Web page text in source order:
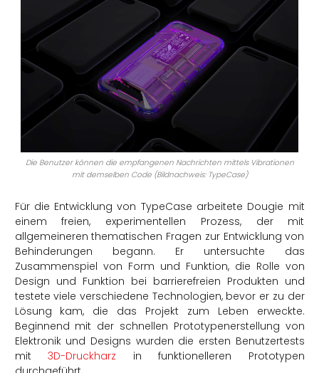
Die Benutzer können die empfangenen Nachrichten mittels Vibrationen
mit demselben Code (Bildnachweis: TypeCase)
Für die Entwicklung von TypeCase arbeitete Dougie mit
einem freien, experimentellen Prozess, der mit
allgemeineren thematischen Fragen zur Entwicklung von
Behinderungen begann. Er untersuchte das
Zusammenspiel von Form und Funktion, die Rolle von
Design und Funktion bei barrierefreien Produkten und
testete viele verschiedene Technologien, bevor er zu der
Lösung kam, die das Projekt zum Leben erweckte.
Beginnend mit der schnellen Prototypenerstellung von
Elektronik und Designs wurden die ersten Benutzertests
mit 3D-Druckharz in funktionelleren Prototypen